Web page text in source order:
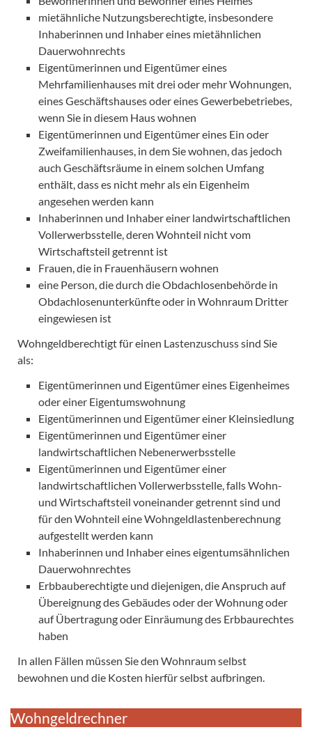
mietähnliche Nutzungsberechtigte, insbesondere
Inhaberinnen und Inhaber eines mietähnlichen
Dauerwohnrechts
Eigentümerinnen und Eigentümer eines
Mehrfamilienhauses mit drei oder mehr Wohnungen,
eines Geschäftshauses oder eines Gewerbebetriebes,
wenn Sie in diesem Haus wohnen
Eigentümerinnen und Eigentümer eines Ein oder
Zweifamilienhauses, in dem Sie wohnen, das jedoch
auch Geschäftsräume in einem solchen Umfang
enthält, dass es nicht mehr als ein Eigenheim
angesehen werden kann
Inhaberinnen und Inhaber einer landwirtschaftlichen
Vollerwerbsstelle, deren Wohnteil nicht vom
Wirtschaftsteil getrennt ist
Frauen, die in Frauenhäusern wohnen
eine Person, die durch die Obdachlosenbehörde in
Obdachlosenunterkünfte oder in Wohnraum Dritter
eingewiesen ist
Wohngeldberechtigt für einen Lastenzuschuss sind Sie
als:
Eigentümerinnen und Eigentümer eines Eigenheimes
oder einer Eigentumswohnung
Eigentümerinnen und Eigentümer einer Kleinsiedlung
Eigentümerinnen und Eigentümer einer
landwirtschaftlichen Nebenerwerbsstelle
Eigentümerinnen und Eigentümer einer
landwirtschaftlichen Vollerwerbsstelle, falls Wohn-
und Wirtschaftsteil voneinander getrennt sind und
für den Wohnteil eine Wohngeldlastenberechnung
aufgestellt werden kann
Inhaberinnen und Inhaber eines eigentumsähnlichen
Dauerwohnrechtes
Erbbauberechtigte und diejenigen, die Anspruch auf
Übereignung des Gebäudes oder der Wohnung oder
auf Übertragung oder Einräumung des Erbbaurechtes
haben
In allen Fällen müssen Sie den Wohnraum selbst
bewohnen und die Kosten hierfür selbst aufbringen.
Wohngeldrechner